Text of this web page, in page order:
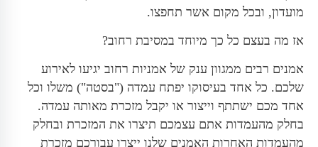
מועדון, ובכל מקום אשר תחפצו.
אז מה בעצם כל כך מיוחד במסיבת רחוב?
אמנים רבים ממגוון ענק של אמניות רחוב יגיעו לאירוע
שלכם. כל אחד בעיסוקו יפתח עמדה ("בסטה") משלו וכל
אחד מכם ישתתף וייצור או יקבל מזכרת מאותה עמדה.
בחלק מהעמדות אתם עצמכם תיצרו את המזכרת ובחלק
מהעמדות האחרות האמנים שלנו ייצרו עבורכם מזכרת